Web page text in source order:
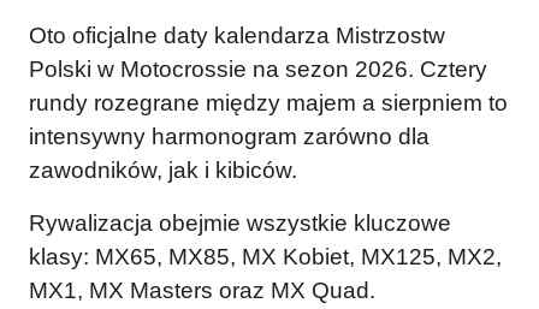
Oto oficjalne daty kalendarza Mistrzostw
Polski w Motocrossie na sezon 2026. Cztery
rundy rozegrane między majem a sierpniem to
intensywny harmonogram zarówno dla
zawodników, jak i kibiców.
Rywalizacja obejmie wszystkie kluczowe
klasy: MX65, MX85, MX Kobiet, MX125, MX2,
MX1, MX Masters oraz MX Quad.